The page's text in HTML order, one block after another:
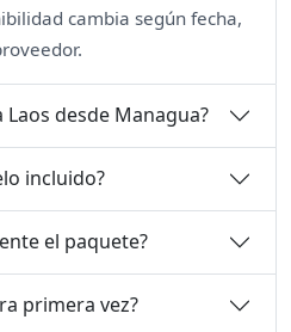
cambia según fecha,
desde Managua?
incluido?
el paquete?
primera vez?